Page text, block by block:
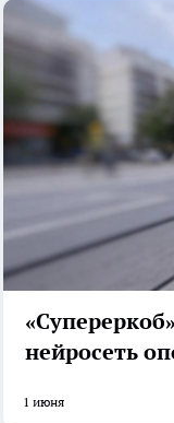
нейросеть
1 июня